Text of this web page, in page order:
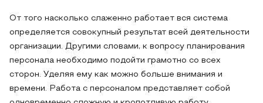
От того насколько слаженно работает вся система
определяется совокупный результат всей деятельности
организации. Другими словами, к вопросу планирования
персонала необходимо подойти грамотно со всех
сторон. Уделяя ему как можно больше внимания и
времени. Работа с персоналом представляет собой